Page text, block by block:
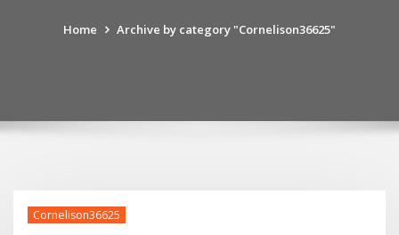
Home Archive by category "Cornelison36625"
Cornelison36625